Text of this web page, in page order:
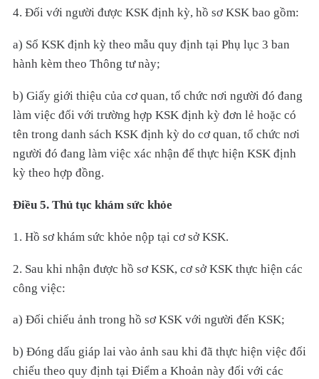
4. Đối với người được KSK định kỳ, hồ sơ KSK bao gồm:
a) Sổ KSK định kỳ theo mẫu quy định tại Phụ lục 3 ban
hành kèm theo Thông tư này;
b) Giấy giới thiệu của cơ quan, tổ chức nơi người đó đang
làm việc đối với trường hợp KSK định kỳ đơn lẻ hoặc có
tên trong danh sách KSK định kỳ do cơ quan, tổ chức nơi
người đó đang làm việc xác nhận để thực hiện KSK định
kỳ theo hợp đồng.
Điều 5. Thủ tục khám sức khỏe
1. Hồ sơ khám sức khỏe nộp tại cơ sở KSK.
2. Sau khi nhận được hồ sơ KSK, cơ sở KSK thực hiện các
công việc:
a) Đối chiếu ảnh trong hồ sơ KSK với người đến KSK;
b) Đóng dấu giáp lai vào ảnh sau khi đã thực hiện việc đối
chiếu theo quy định tại Điểm a Khoản này đối với các